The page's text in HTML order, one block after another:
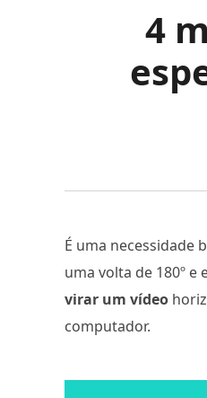
4
É uma necessidade
uma volta de 180º
virar um vídeo
computador.